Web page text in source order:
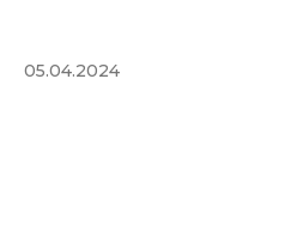
05.04.2024